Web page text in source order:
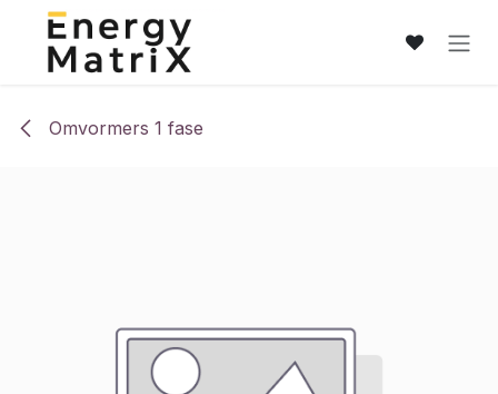
Overslaan naar inhoud
Omvormers 1 fase